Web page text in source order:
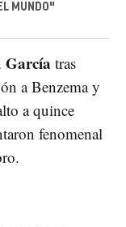
MUNDO"
García tras
a Benzema y
a quince
fenomenal